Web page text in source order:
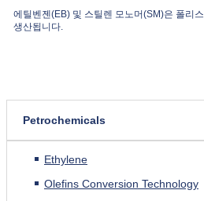
에틸벤젠(EB) 및 스틸렌 모노머(SM)은 폴리
생산됩니다.
Petrochemicals
Ethylene
Olefins Conversion Technology